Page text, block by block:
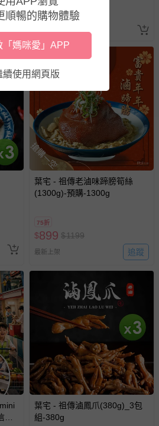
品訂購與資訊、購物流程、付款方
使用、退貨及商品運送方式等有疑
同步代購，遇缺貨即會通知媽咪並協
」等錯誤原因，導致無法安排出貨，
知訂單取消事宜，並將提供適當補
85折
$1109 $1299
搶購一空
葉宅 - 祖傳老滷味蹄膀筍絲
(1300g)-預購-1300g
75折
$899 $1199
最新上架 追蹤
葉宅 - 祖傳滷鳳爪(380g)_3包
組-380g
順暢的購物體驗
「媽咪愛」APP
續使用網頁版